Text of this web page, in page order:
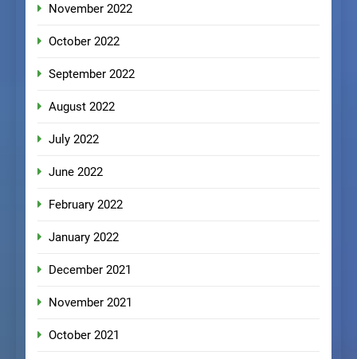
November 2022
October 2022
September 2022
August 2022
July 2022
June 2022
February 2022
January 2022
December 2021
November 2021
October 2021